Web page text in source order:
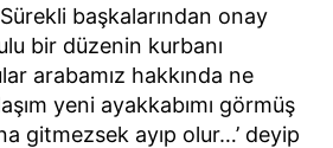
başkalarından onay
bir düzenin kurbanı
arabamız hakkında ne
yeni ayakkabımı görmüş
gitmezsek ayıp olur…’ deyip